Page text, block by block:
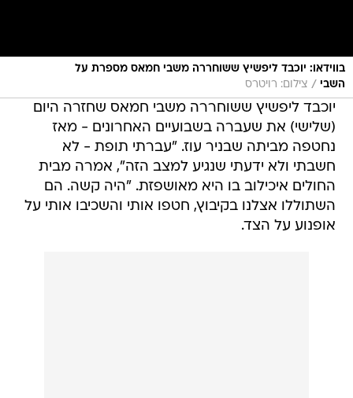
בווידאו: יוכבד ליפשיץ ששוחררה משבי חמאס מספרת על
השבי / צילום: רויטרס
יוכבד ליפשיץ ששוחררה משבי חמאס שחזרה היום
(שלישי) את שעברה בשבועיים האחרונים - מאז
נחטפה מביתה שבניר עוז. "עברתי תופת - לא
חשבתי ולא ידעתי שנגיע למצב הזה", אמרה מבית
החולים איכילוב בו היא מאושפזת. "היה קשה. הם
השתוללו אצלנו בקיבוץ, חטפו אותי והשכיבו אותי על
אופנוע על הצד.